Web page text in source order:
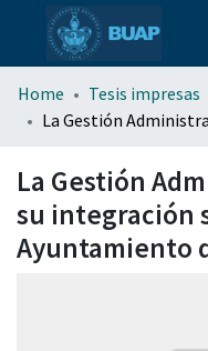
Home Tesis impresas
La Gestión
su integración
Ayuntamiento